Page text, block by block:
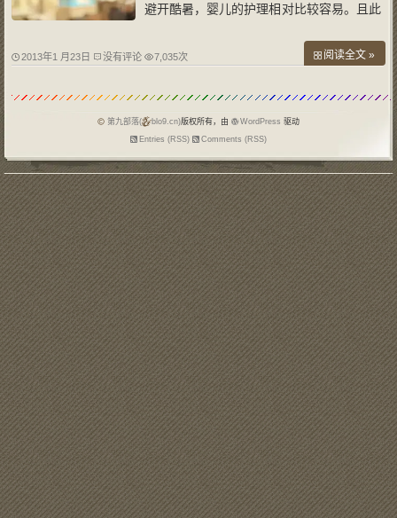
避开酷暑，婴儿的护理相对比较容易。且此
足，将有利于预防各种疾病的发生。 怀孕
收，降血压、健脾开胃、祛暑安胎；【香
蕉】消
2013年1 月23日 没有评论 7,035次 阅读全文 »
第九部落( blo9.cn)版权所有，由 WordPress 驱动
Entries (RSS)
Comments (RSS)